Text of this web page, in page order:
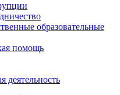
образовательные
помощь
деятельность